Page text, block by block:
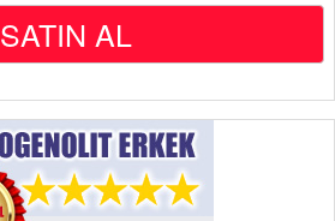
SATIN AL